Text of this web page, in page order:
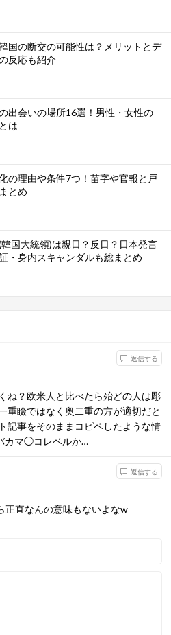
国の断交の可能性は？メリットとデ
反応も紹介
出会いの場所16選！男性・女性の
は
の理由や条件7つ！苗字や官報と戸
とめ
国大統領)は親日？反日？日本発言
・身内スキャンダルも総まとめ
返信する
ね？欧米人と比べたら殆どの人は彫
重瞼ではなく奥二重の方が適切だと
記事をそのままコピペしたような情
カマ◯コレベルか…
返信する
直なんの意味もないよなw